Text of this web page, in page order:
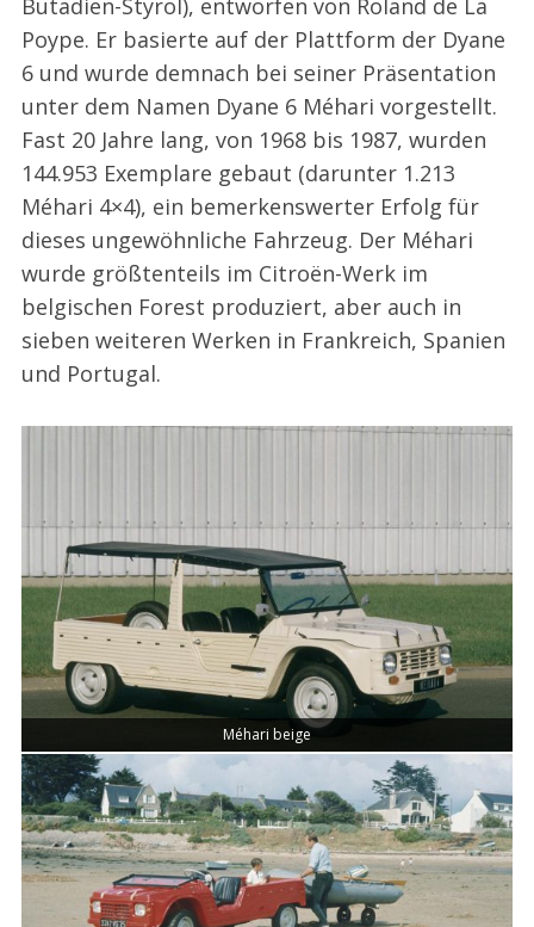
Butadien-Styrol), entworfen von Roland de La
Poype. Er basierte auf der Plattform der Dyane
6 und wurde demnach bei seiner Präsentation
unter dem Namen Dyane 6 Méhari vorgestellt.
Fast 20 Jahre lang, von 1968 bis 1987, wurden
144.953 Exemplare gebaut (darunter 1.213
Méhari 4×4), ein bemerkenswerter Erfolg für
dieses ungewöhnliche Fahrzeug. Der Méhari
wurde größtenteils im Citroën-Werk im
belgischen Forest produziert, aber auch in
sieben weiteren Werken in Frankreich, Spanien
und Portugal.
Méhari beige